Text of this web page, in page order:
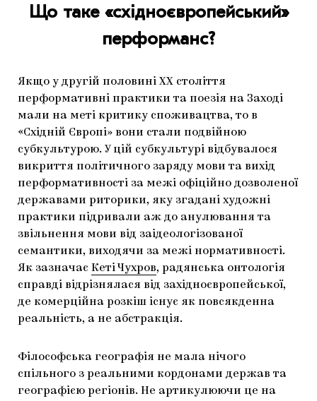
Що таке «східноєвропейський»
перформанс?
Якщо у другій половині ХХ століття
перформативні практики та поезія на Заході
мали на меті критику споживацтва, то в
«Східній Європі» вони стали подвійною
субкультурою. У цій субкультурі відбувалося
викриття політичного заряду мови та вихід
перформативності за межі офіційно дозволеної
державами риторики, яку згадані художні
практики підривали аж до анулювання та
звільнення мови від заідеологізованої
семантики, виходячи за межі нормативності.
Як зазначає Кеті Чухров, радянська онтологія
справді відрізнялася від західноєвропейської,
де комерційна розкіш існує як повсякденна
реальність, а не абстракція.
Філософська географія не мала нічого
спільного з реальними кордонами держав та
географією регіонів. Не артикулюючи це на